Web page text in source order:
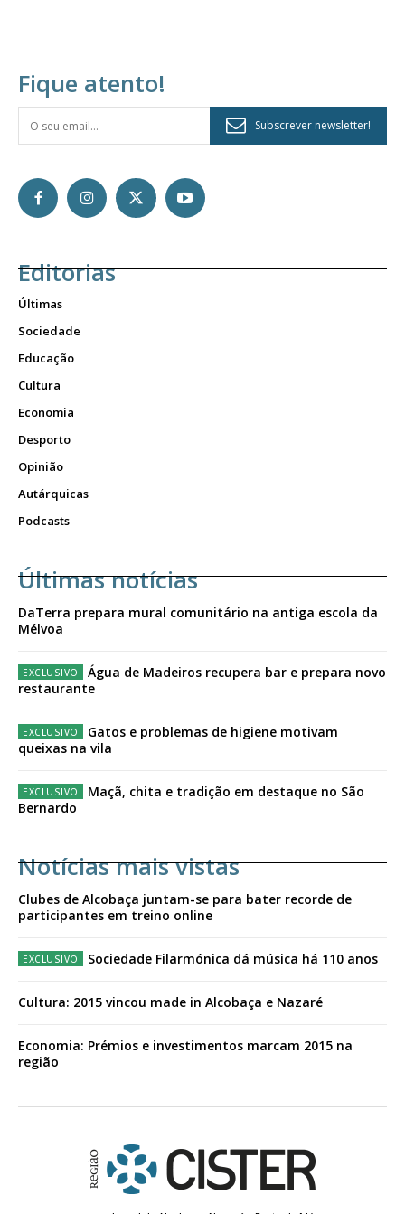
Fique atento!
Subscrever newsletter!
Editorias
Últimas
Sociedade
Educação
Cultura
Economia
Desporto
Opinião
Autárquicas
Podcasts
Últimas notícias
DaTerra prepara mural comunitário na antiga escola da
Mélvoa
Água de Madeiros recupera bar e prepara novo
restaurante
Gatos e problemas de higiene motivam
queixas na vila
Maçã, chita e tradição em destaque no São
Bernardo
Notícias mais vistas
Clubes de Alcobaça juntam-se para bater recorde de
participantes em treino online
Sociedade Filarmónica dá música há 110 anos
Cultura: 2015 vincou made in Alcobaça e Nazaré
Economia: Prémios e investimentos marcam 2015 na
região